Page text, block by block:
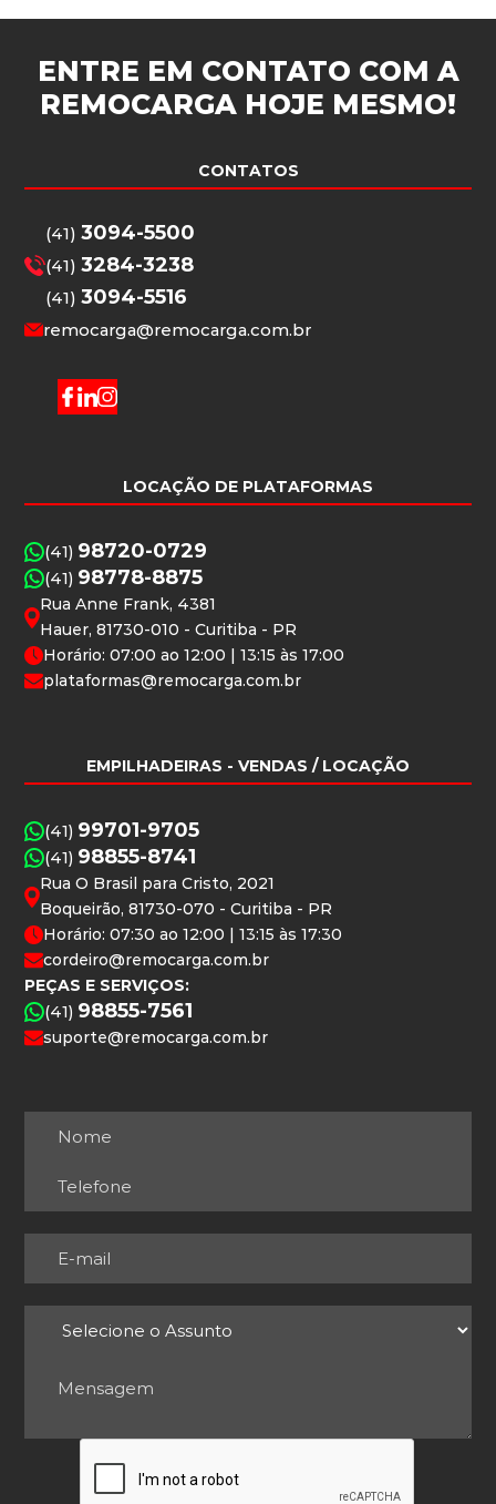
ENTRE EM CONTATO COM A
REMOCARGA HOJE MESMO!
CONTATOS
(41)3094-5500
(41)3284-3238
(41)3094-5516
remocarga@remocarga.com.br
LOCAÇÃO DE PLATAFORMAS
(41) 98720-0729
(41) 98778-8875
Rua Anne Frank, 4381
Hauer, 81730-010 - Curitiba - PR
Horário: 07:00 ao 12:00 | 13:15 às 17:00
plataformas@remocarga.com.br
EMPILHADEIRAS - VENDAS / LOCAÇÃO
(41) 99701-9705
(41) 98855-8741
Rua O Brasil para Cristo, 2021
Boqueirão, 81730-070 - Curitiba - PR
Horário: 07:30 ao 12:00 | 13:15 às 17:30
cordeiro@remocarga.com.br
PEÇAS E SERVIÇOS:
(41) 98855-7561
suporte@remocarga.com.br